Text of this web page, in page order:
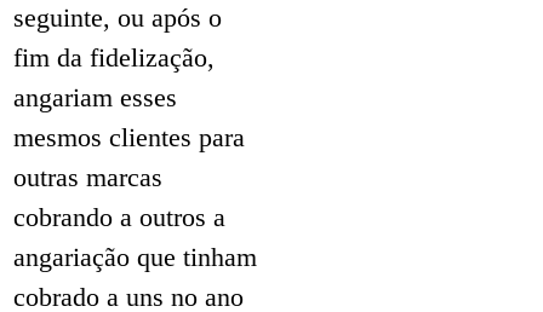
seguinte, ou após o
fim da fidelização,
angariam esses
mesmos clientes para
outras marcas
cobrando a outros a
angariação que tinham
cobrado a uns no ano